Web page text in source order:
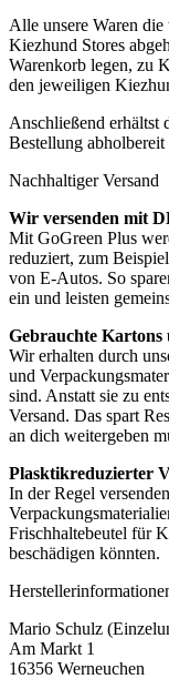
Alle unsere Waren
Kiezhund Stores
Warenkorb legen, zu
den jeweiligen
Anschließend erhältst
Bestellung abholbereit
Nachhaltiger Versand
Wir versenden mit
Mit GoGreen Plus
reduziert, zum
von E-Autos. So
ein und leisten
Gebrauchte Kartons
Wir erhalten durch
und
sind. Anstatt sie zu
Versand. Das spart
an dich weitergeben
Plasktikreduzierter
In der Regel
Frischhaltebeutel für
beschädigen könnten.
Mario Schulz
Am Markt 1
16356 Werneuchen